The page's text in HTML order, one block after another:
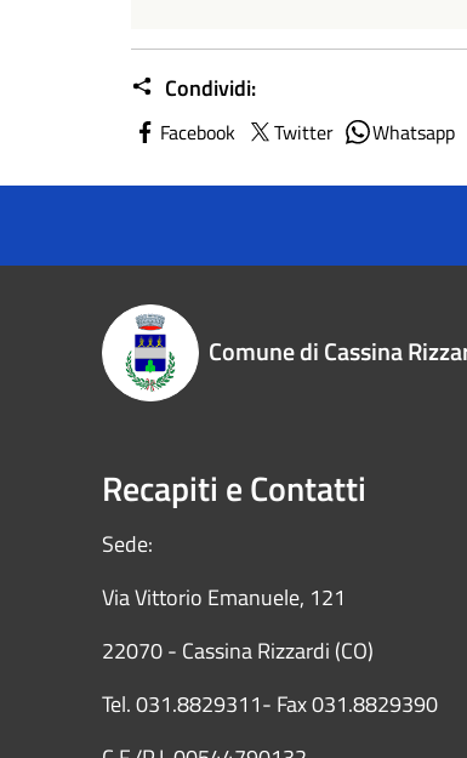
Condividi:
Facebook Twitter Whatsapp
Comune di Cassina
Recapiti e Contatti
Sede:
Via Vittorio Emanuele, 121
22070 - Cassina Rizzardi (CO)
Tel. 031.8829311- Fax 031.8829390